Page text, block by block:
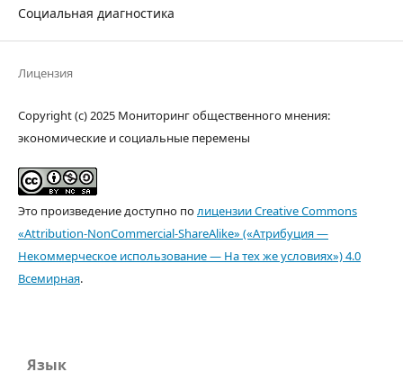
Социальная диагностика
Лицензия
Copyright (c) 2025 Мониторинг общественного мнения:
экономические и социальные перемены
Это произведение доступно полицензии Creative Commons
«Attribution-NonCommercial-ShareAlike» («Атрибуция —
Некоммерческое использование — На тех же условиях») 4.0
Всемирная.
Язык